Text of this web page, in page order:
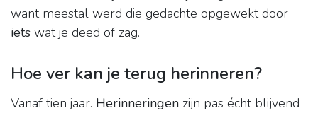
want meestal werd die gedachte opgewekt door
iets wat je deed of zag.
Hoe ver kan je terug herinneren?
Vanaf tien jaar. Herinneringen zijn pas écht blijvend